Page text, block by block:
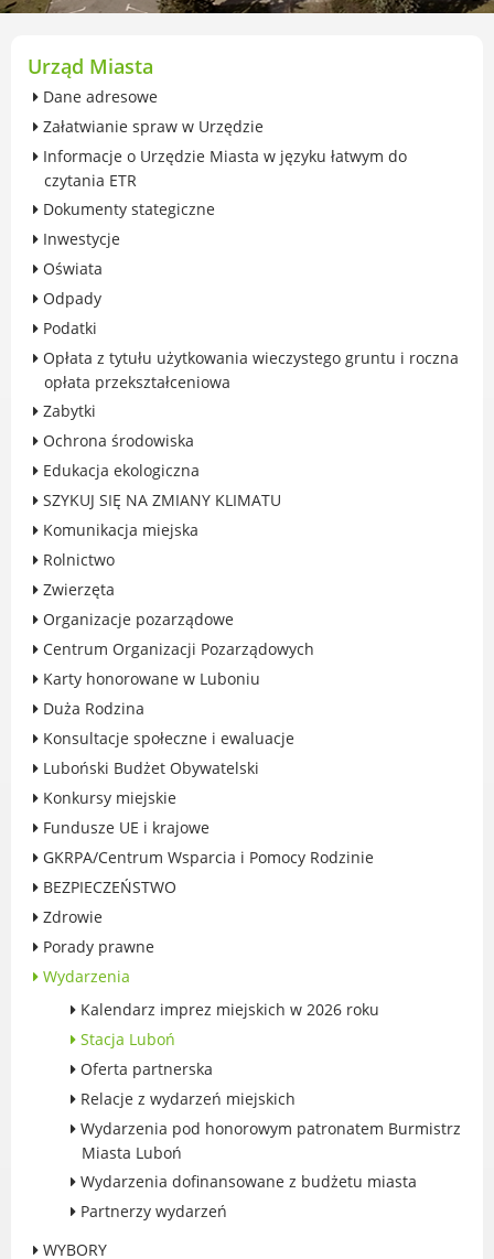
przekształceniowa
Ochrona środowiska
Edukacja ekologiczna
SZYKUJ SIĘ NA ZMIANY KLIMATU
Komunikacja miejska
Rolnictwo
Zwierzęta
Organizacje pozarządowe
Konsultacje społeczne i ewaluacje
Luboński Budżet Obywatelski
GKRPA/Centrum Wsparcia i Pomocy
Rodzinie
BEZPIECZEŃSTWO
Zdrowie
Porady prawne
Wydarzenia
WYBORY
Likwidacja barier - seniorzy i osoby z
niepełnosprawnościami
MIASTO LUBOŃ
Władze Miasta
Przemysłowej
Śladami historii Lubonia
Gry miejskie
Kultura
Komenda Straży Miejskiej Miasta
Luboń
Komisariat Policji w Luboniu
LOSiR
Serwisy mapowe
Informator Miasta Luboń
Ogłoszenia o pracę
Urząd Miasta
Dane adresowe
Załatwianie spraw w Urzędzie
Informacje o Urzędzie Miasta w języku łatwym do
czytania ETR
Dokumenty stategiczne
Inwestycje
Oświata
Odpady
Podatki
Opłata z tytułu użytkowania wieczystego gruntu i roczna
opłata przekształceniowa
Zabytki
Ochrona środowiska
Edukacja ekologiczna
SZYKUJ SIĘ NA ZMIANY KLIMATU
Komunikacja miejska
Rolnictwo
Zwierzęta
Organizacje pozarządowe
Centrum Organizacji Pozarządowych
Karty honorowane w Luboniu
Duża Rodzina
Konsultacje społeczne i ewaluacje
Luboński Budżet Obywatelski
Konkursy miejskie
Fundusze UE i krajowe
GKRPA/Centrum Wsparcia i Pomocy Rodzinie
BEZPIECZEŃSTWO
Zdrowie
Porady prawne
Wydarzenia
Kalendarz imprez miejskich w 2026 roku
Stacja Luboń
Oferta partnerska
Relacje z wydarzeń miejskich
Wydarzenia pod honorowym patronatem Burmistrz
Miasta Luboń
Wydarzenia dofinansowane z budżetu miasta
Partnerzy wydarzeń
WYBORY